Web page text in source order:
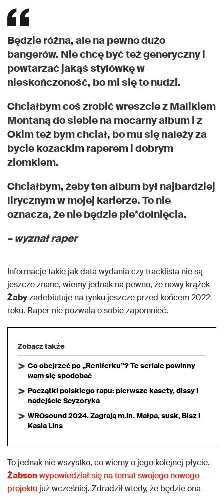
Będzie różna, ale na pewno dużo
bangerów. Nie chcę być też generyczny i
powtarzać jakąś stylówkę w
nieskończoność, bo mi się to nudzi.
Chciałbym coś zrobić wreszcie z Malikiem
Montaną do siebie na mocarny album i z
Okim też bym chciał, bo mu się należy za
bycie kozackim raperem i dobrym
ziomkiem.
Chciałbym, żeby ten album był najbardziej
lirycznym w mojej karierze. To nie
oznacza, że nie będzie pie*dolnięcia.
– wyznał raper
Informacje takie jak data wydania czy tracklista nie są
jeszcze znane, wiemy jednak na pewno, że nowy krążek
Żabyzadebiutuje na rynku jeszcze przed końcem 2022
roku. Raper nie pozwala o sobie zapomnieć.
Zobacz także
Co obejrzeć po „Reniferku”? Te seriale powinny
wam się spodobać
Początki polskiego rapu: pierwsze kasety, dissy i
nadejście Scyzoryka
WROsound 2024. Zagrają m.in. Małpa, susk, Bisz i
Kasia Lins
To jednak nie wszystko, co wiemy o jego kolejnej płycie.
Żabsonwypowiedział się na temat swojego nowego
projektu już wcześniej. Zdradził wtedy, że będzie ona